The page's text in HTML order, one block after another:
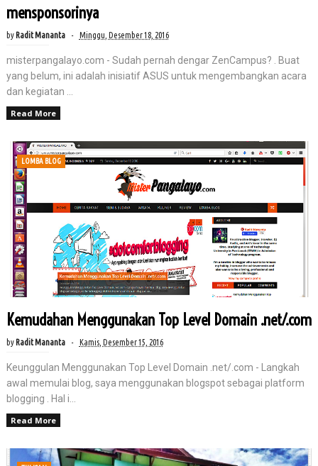
mensponsorinya
by Radit Mananta Minggu, Desember 18, 2016
misterpangalayo.com - Sudah pernah dengar ZenCampus? . Buat
yang belum, ini adalah inisiatif ASUS untuk mengembangkan acara
dan kegiatan ...
Read More
LOMBA BLOG
Kemudahan Menggunakan Top Level Domain .net/.com
by Radit Mananta Kamis, Desember 15, 2016
Keunggulan Menggunakan Top Level Domain .net/.com - Langkah
awal memulai blog, saya menggunakan blogspot sebagai platform
blogging . Hal i...
Read More